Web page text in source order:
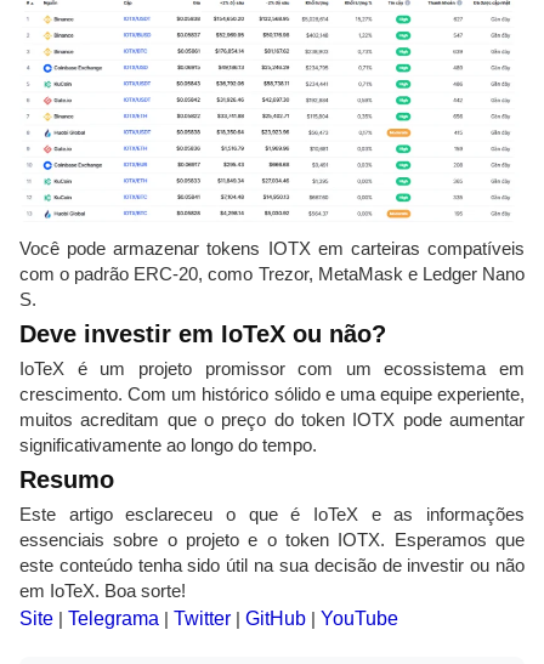
Você pode armazenar tokens IOTX em carteiras compatíveis
com o padrão ERC-20, como Trezor, MetaMask e Ledger Nano
S.
Deve investir em IoTeX ou não?
IoTeX é um projeto promissor com um ecossistema em
crescimento. Com um histórico sólido e uma equipe experiente,
muitos acreditam que o preço do token IOTX pode aumentar
significativamente ao longo do tempo.
Resumo
Este artigo esclareceu o que é IoTeX e as informações
essenciais sobre o projeto e o token IOTX. Esperamos que
este conteúdo tenha sido útil na sua decisão de investir ou não
em IoTeX. Boa sorte!
Site | Telegrama | Twitter | GitHub | YouTube